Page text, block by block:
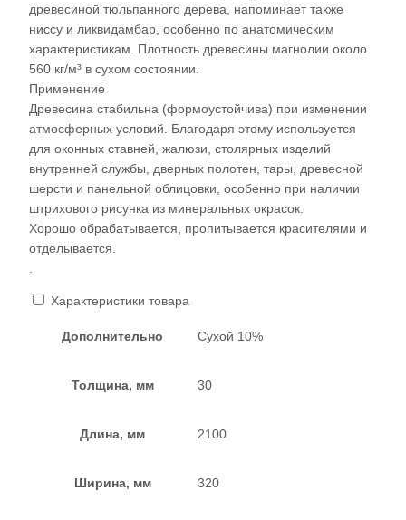
древесиной тюльпанного дерева, напоминает также
ниссу и ликвидамбар, особенно по анатомическим
характеристикам. Плотность древесины магнолии около
560 кг/м³ в сухом состоянии.
Применение
Древесина стабильна (формоустойчива) при изменении
атмосферных условий. Благодаря этому используется
для оконных ставней, жалюзи, столярных изделий
внутренней службы, дверных полотен, тары, древесной
шерсти и панельной облицовки, особенно при наличии
штрихового рисунка из минеральных окрасок.
Хорошо обрабатывается, пропитывается красителями и
отделывается.
Характеристики товара
Дополнительно Сухой 10%
Толщина, мм 30
Длина, мм 2100
Ширина, мм 320